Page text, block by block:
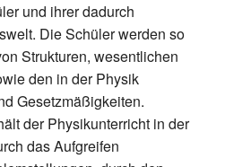
und ihrer dadurch
Die Schüler werden so
Strukturen, wesentlichen
den in der Physik
Gesetzmäßigkeiten.
der Physikunterricht in der
das Aufgreifen